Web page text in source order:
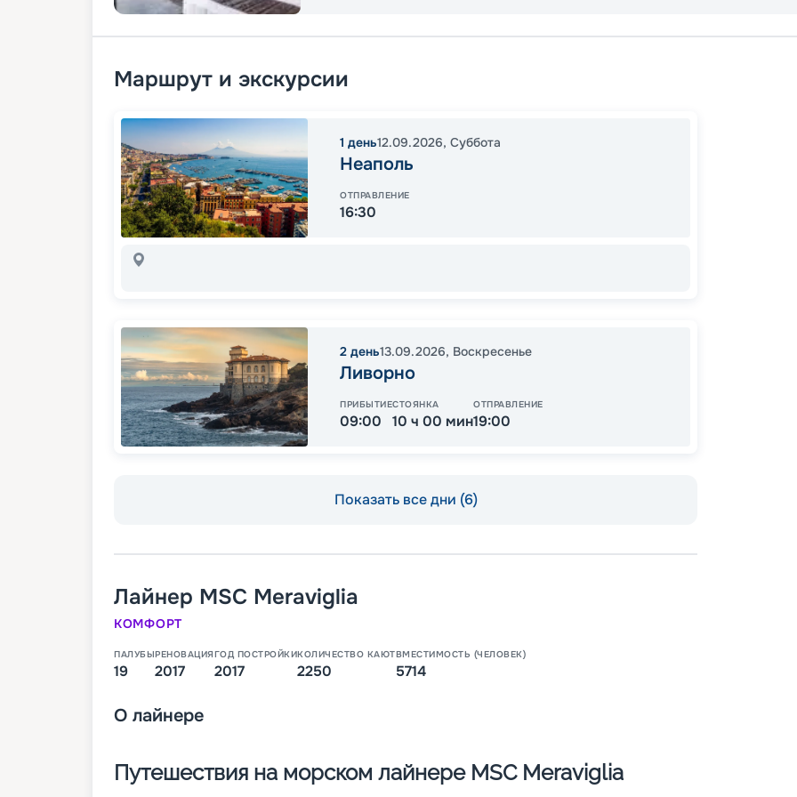
Маршрут и экскурсии
1 день12.09.2026, Суббота
Неаполь
ОТПРАВЛЕНИЕ
16:30
2 день13.09.2026, Воскресенье
Ливорно
ПРИБЫТИЕ
09:00
СТОЯНКА
10 ч 00 мин
ОТПРАВЛЕНИЕ
19:00
Показать все дни (6)
Лайнер MSC Meraviglia
КОМФОРТ
ПАЛУБЫ
19
РЕНОВАЦИЯ
2017
ГОД ПОСТРОЙКИ
2017
КОЛИЧЕСТВО КАЮТ
2250
ВМЕСТИМОСТЬ (ЧЕЛОВЕК)
5714
О лайнере
Путешествия на морском лайнере MSC Meraviglia